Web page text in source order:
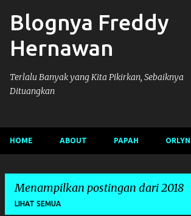
Langsung ke konten utama
Blognya Freddy
Hernawan
Terlalu Banyak yang Kita Pikirkan, Sebaiknya
Dituangkan
HOME ABOUT PAPAH ORLYN
Menampilkan postingan dari 2018
LIHAT SEMUA